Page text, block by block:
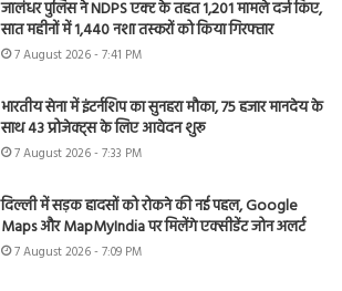
जालंधर पुलिस ने NDPS एक्ट के तहत 1,201 मामले दर्ज किए,
सात महीनों में 1,440 नशा तस्करों को किया गिरफ्तार
7 August 2026 - 7:41 PM
भारतीय सेना में इंटर्नशिप का सुनहरा मौका, 75 हजार मानदेय के
साथ 43 प्रोजेक्ट्स के लिए आवेदन शुरू
7 August 2026 - 7:33 PM
दिल्ली में सड़क हादसों को रोकने की नई पहल, Google
Maps और MapMyIndia पर मिलेंगे एक्सीडेंट जोन अलर्ट
7 August 2026 - 7:09 PM